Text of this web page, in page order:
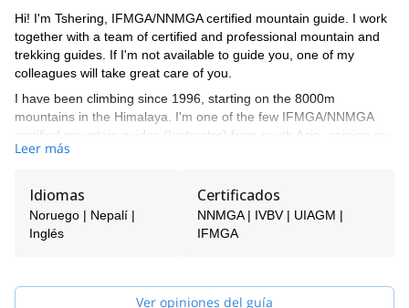
Hi! I'm Tshering, IFMGA/NNMGA certified mountain guide. I work
together with a team of certified and professional mountain and
trekking guides. If I'm not available to guide you, one of my
colleagues will take great care of you.
I have been climbing since 1996, starting on the 8000m
mountains in the Himalaya. I'm one of the few IFMGA/NNMGA
certified mountain guides (Instructor) from south Asia, gaining my
qualification from the New Zealand Mountain Guides Association
(NNMGA).
I have successfully guided on Mt Everest on multiple occasions,
and other 8000m peaks such as Mt Cho-oyu (8,201m) (3 times),
more.
Leer más
Idiomas
Noruego | Nepalí |
Inglés
Certificados
NNMGA | IVBV | UIAGM |
IFMGA
Ver opiniones del guía